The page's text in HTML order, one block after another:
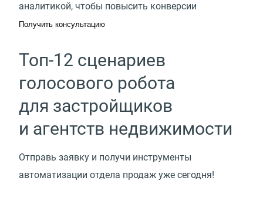
аналитикой, чтобы повысить конверсии
Получить консультацию
Топ-12 сценариев
голосового робота
для застройщиков
и агентств недвижимости
Отправь заявку и получи инструменты
автоматизации отдела продаж уже сегодня!